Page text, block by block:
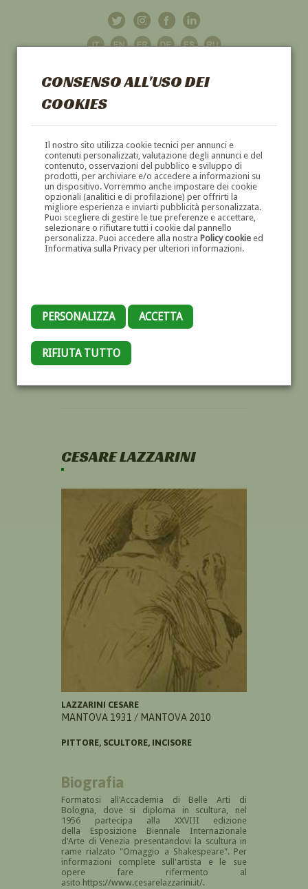
CONSENSO ALL'USO DEI
COOKIES
Il nostro sito utilizza cookie tecnici per annunci e
contenuti personalizzati, valutazione degli annunci e del
contenuto, osservazioni del pubblico e sviluppo di
prodotti, per archiviare e/o accedere a informazioni su
un dispositivo. Vorremmo anche impostare dei cookie
opzionali (analitici e di profilazione) per offrirti la
migliore esperienza e inviarti pubblicità personalizzata.
Puoi scegliere di gestire le tue preferenze e accettare,
selezionare o rifiutare tutti i cookie dal pannello
personalizza. Puoi accedere alla nostra Policy cookieed
Informativa sulla Privacy per ulteriori informazioni.
PERSONALIZZA ACCETTA
RIFIUTA TUTTO
GALLERIAD'ARTE
DIPINTI E SCULTURE '800 E '900
CESARE LAZZARINI
LAZZARINI CESARE
MANTOVA 1931 / MANTOVA 2010
PITTORE, SCULTORE, INCISORE
Biografia
Formatosi all'Accademia di Belle Arti di
Bologna, dove si diploma in scultura, nel
1956 partecipa alla XXVIII edizione
della Esposizione Biennale Internazionale
d'Arte di Venezia presentandovi la scultura in
rame rialzato "Omaggio a Shakespeare". Per
informazioni complete sull'artista e le sue
opere fare rifermento al
asito https://www.cesarelazzarini.it/.